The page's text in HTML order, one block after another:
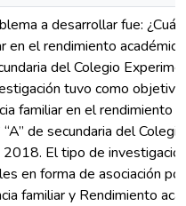
a desarrollar fue:
en el rendimiento
del Colegio
tuvo como
familiar en el rendimiento
de secundaria del
2018. El tipo de
en forma de asociación
familiar y Rendimiento